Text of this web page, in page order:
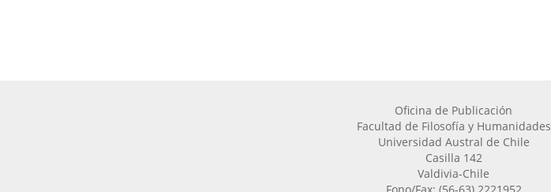
Oficina de Publicación
Facultad de Filosofía y Humanidades
Universidad Austral de Chile
Casilla 142
Valdivia-Chile